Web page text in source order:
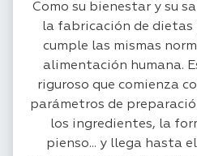
Como su bienestar y su
la fabricación de dietas
cumple las mismas
alimentación humana.
riguroso que comienza
parámetros de
los ingredientes, la
pienso... y llega hasta